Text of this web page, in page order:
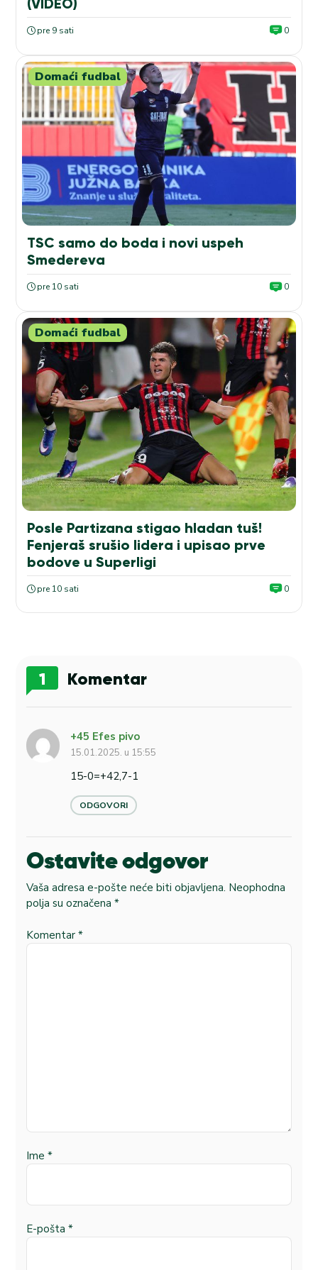
(VIDEO)
pre 9 sati 0
Domaći fudbal
TSC samo do boda i novi uspeh
Smedereva
pre 10 sati 0
Domaći fudbal
Posle Partizana stigao hladan tuš!
Fenjeraš srušio lidera i upisao prve
bodove u Superligi
pre 10 sati 0
1 Komentar
+45 Efes pivo
15.01.2025. u 15:55
15-0=+42,7-1
ODGOVORI
Ostavite odgovor
Vaša adresa e-pošte neće biti objavljena. Neophodna
polja su označena *
Komentar *
Ime *
E-pošta *